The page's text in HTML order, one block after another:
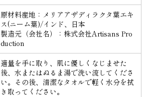
原材料産地：メリアアザディラクタ葉エキ
ス(ニーム葉)/インド、日本
製造元（会社名）：株式会社Artisans Pro
duction
適量を手に取り、肌に優しくなじませた
後、水またはぬるま湯で洗い流してくださ
い。その後、清潔なタオルで軽く水分を拭
き取ってください。